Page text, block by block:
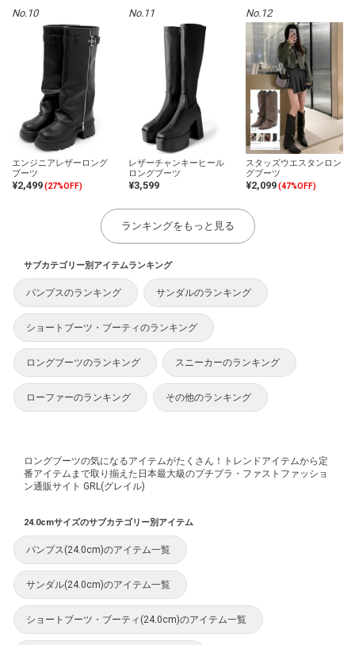
No.10
エンジニアレザーロング
ブーツ
¥2,499(27%OFF)
No.11
レザーチャンキーヒール
ロングブーツ
¥3,599
No.12
スタッズウエスタンロン
グブーツ
¥2,099 (47%OFF)
ランキングをもっと見る
サブカテゴリー別アイテムランキング
パンプスのランキング サンダルのランキング
ショートブーツ・ブーティのランキング
ロングブーツのランキング スニーカーのランキング
ローファーのランキング その他のランキング
ロングブーツの気になるアイテムがたくさん！トレンドアイテムから定
番アイテムまで取り揃えた日本最大級のプチプラ・ファストファッショ
ン通販サイト GRL(グレイル)
24.0cmサイズのサブカテゴリー別アイテム
パンプス(24.0cm)のアイテム一覧
サンダル(24.0cm)のアイテム一覧
ショートブーツ・ブーティ(24.0cm)のアイテム一覧